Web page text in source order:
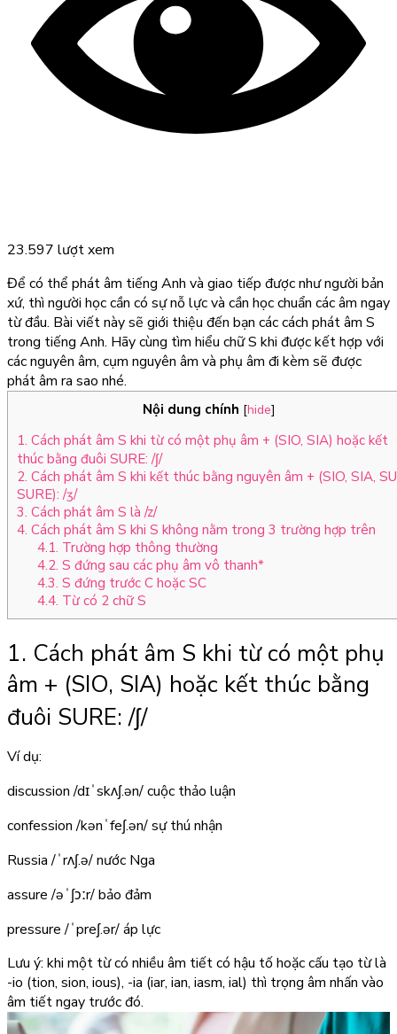
23.597 lượt xem
Để có thể phát âm tiếng Anh và giao tiếp được như người bản
xứ, thì người học cần có sự nỗ lực và cần học chuẩn các âm ngay
từ đầu. Bài viết này sẽ giới thiệu đến bạn các cách phát âm S
trong tiếng Anh. Hãy cùng tìm hiểu chữ S khi được kết hợp với
các nguyên âm, cụm nguyên âm và phụ âm đi kèm sẽ được
phát âm ra sao nhé.
Nội dung chính [hide]
1. Cách phát âm S khi từ có một phụ âm + (SIO, SIA) hoặc kết
thúc bằng đuôi SURE: /ʃ/
2. Cách phát âm S khi kết thúc bằng nguyên âm + (SIO, SIA,
SURE): /ʒ/
3. Cách phát âm S là /z/
4. Cách phát âm S khi S không nằm trong 3 trường hợp trên
4.1. Trường hợp thông thường
4.2. S đứng sau các phụ âm vô thanh*
4.3. S đứng trước C hoặc SC
4.4. Từ có 2 chữ S
1. Cách phát âm S khi từ có một phụ
âm + (SIO, SIA) hoặc kết thúc bằng
đuôi SURE:/ʃ/
Ví dụ:
discussion /dɪˈskʌʃ.ən/cuộc thảo luận
confession/kənˈfeʃ.ən/sự thú nhận
Russia /ˈrʌʃ.ə/nước Nga
assure/əˈʃɔːr/bảo đảm
pressure /ˈpreʃ.ər/áp lực
Lưu ý: khi một từ có nhiều âm tiết có hậu tố hoặc cấu tạo từ là
-io (tion, sion, ious), -ia (iar, ian, iasm, ial) thì trọng âm nhấn vào
âm tiết ngay trước đó.